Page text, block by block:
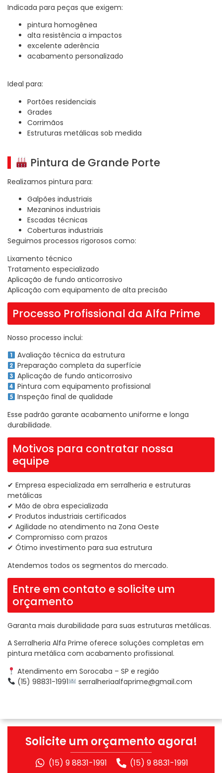
Indicada para peças que exigem:
pintura homogênea
alta resistência a impactos
excelente aderência
acabamento personalizado
Ideal para:
Portões residenciais
Grades
Corrimãos
Estruturas metálicas sob medida
Pintura de Grande Porte
Realizamos pintura para:
Galpões industriais
Mezaninos industriais
Escadas técnicas
Coberturas industriais
Seguimos processos rigorosos como:
Lixamento técnico
Tratamento especializado
Aplicação de fundo anticorrosivo
Aplicação com equipamento de alta precisão
Processo Profissional da Alfa Prime
Nosso processo inclui:
Avaliação técnica da estrutura
Preparação completa da superfície
Aplicação de fundo anticorrosivo
Pintura com equipamento profissional
Inspeção final de qualidade
Esse padrão garante acabamento uniforme e longa
durabilidade.
Motivos para contratar nossa
equipe
✔ Empresa especializada em serralheria e estruturas
metálicas
✔ Mão de obra especializada
✔ Produtos industriais certificados
✔ Agilidade no atendimento na Zona Oeste
✔ Compromisso com prazos
✔ Ótimo investimento para sua estrutura
Atendemos todos os segmentos do mercado.
Entre em contato e solicite um
orçamento
Garanta mais durabilidade para suas estruturas metálicas.
A Serralheria Alfa Prime oferece soluções completas em
pintura metálica com acabamento profissional.
Atendimento em Sorocaba – SP e região
(15) 98831-1991
serralheriaalfaprime@gmail.com
Solicite um orçamento agora!
(15) 9 8831-1991 (15) 9 8831-1991